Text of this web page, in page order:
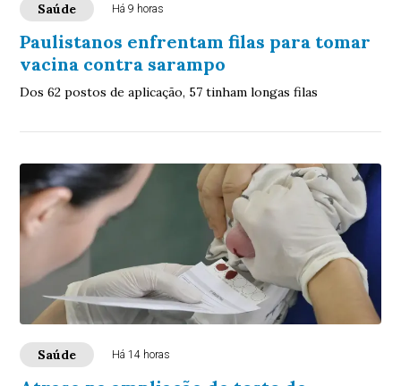
Saúde Há 9 horas
Paulistanos enfrentam filas para tomar
vacina contra sarampo
Dos 62 postos de aplicação, 57 tinham longas filas
Saúde Há 14 horas